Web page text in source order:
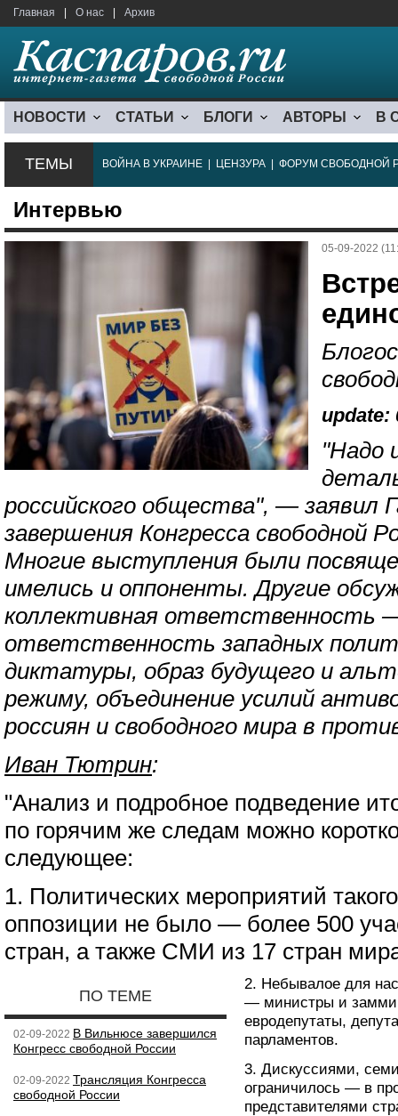
Главная О нас Архив
НОВОСТИ СТАТЬИ БЛОГИ АВТОРЫ В
ТЕМЫ ВОЙНА В УКРАИНЕ ЦЕНЗУРА ФОРУМ СВОБОДНОЙ
Интервью
05-09-2022
update:
"Надо
российского общества", — заявил
завершения Конгресса свободной
Многие выступления были
имелись и оппоненты. Другие
коллективная ответственность
ответственность западных
диктатуры, образ будущего и
режиму, объединение усилий
россиян и свободного мира в
Иван Тютрин:
"Анализ и подробное подведение
по горячим же следам можно
следующее:
1. Политических мероприятий
оппозиции не было — более 500
стран, а также СМИ из 17 стран
ПО ТЕМЕ
02-09-2022 В Вильнюсе завершился
Конгресс свободной России
02-09-2022 Трансляция Конгресса
свободной России
2. Небывалое для
— министры и
евродепутаты,
парламентов.
3. Дискуссиями,
ограничилось — в
представителями